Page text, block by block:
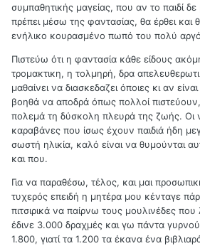
συμπαθητικής μαγείας, που αν το παιδί δε
πρέπει μέσω της φαντασίας, θα έρθει και
ενήλικο κουρασμένο πωπό του πολύ
Πιστεύω ότι η φαντασία κάθε είδους
τρομακτικη, η τολμηρή, δρα
μαθαίνει να διασκεδαζει όποιες κι αν
βοηθά να αποδρά όπως πολλοί
πολεμά τη δύσκολη πλευρά της ζωής. Οι
καραβάνες που ίσως έχουν παιδιά ήδη
σωστή ηλικία, καλό είναι να θυμούνται
και που.
Για να παραθέσω, τέλος, και μαι
τυχερός επειδή η μητέρα μου κένταγε
πιτσιρικά να παίρνω τους μουλινέδες
έδινε 3.000 δραχμές και γω πάντα
1.800, γιατί τα 1.200 τα έκανα ένα